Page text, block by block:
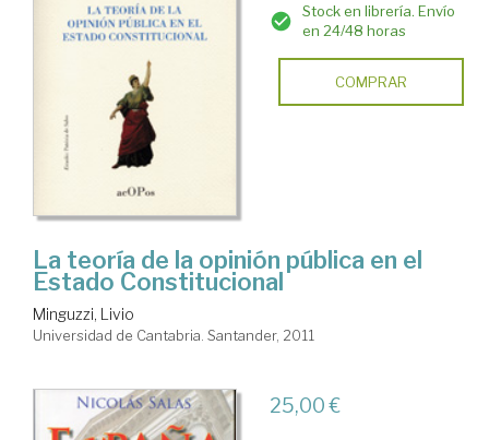
Stock en librería. Envío
en 24/48 horas
COMPRAR
La teoría de la opinión pública en el
Estado Constitucional
Minguzzi, Livio
Universidad de Cantabria. Santander, 2011
25,00 €